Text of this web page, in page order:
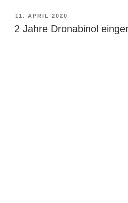
VERÖFFENTLICHT
AM
11. APRIL 2020
2 Jahre Dronabinol